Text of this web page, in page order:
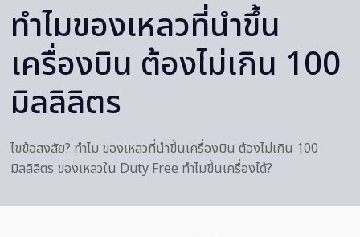
ทำไมของเหลวที่นำขึ้น
เครื่องบิน ต้องไม่เกิน 100
มิลลิลิตร
ไขข้อสงสัย? ทำไม ของเหลวที่นำขึ้นเครื่องบิน ต้องไม่เกิน 100
มิลลิลิตร ของเหลวใน Duty Free ทำไมขึ้นเครื่องได้?